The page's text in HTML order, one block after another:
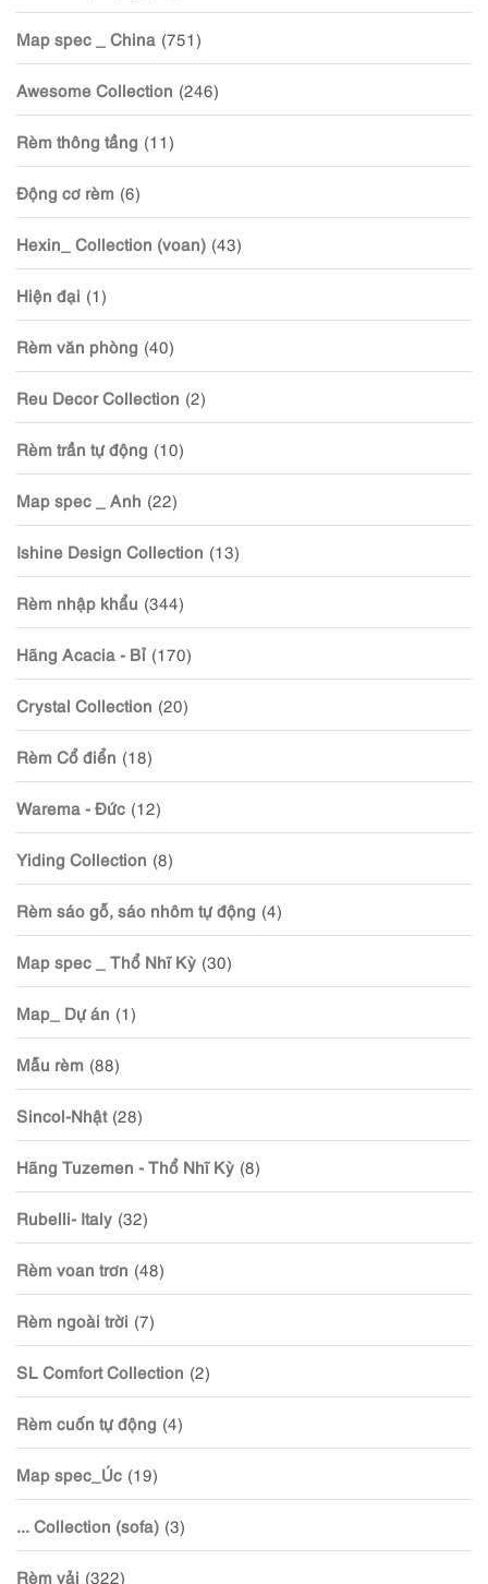
Map spec _ China (751)
Awesome Collection (246)
Rèm thông tầng (11)
Động cơ rèm (6)
Hexin_ Collection (voan) (43)
Hiện đại (1)
Rèm văn phòng (40)
Reu Decor Collection (2)
Rèm trần tự động (10)
Map spec _ Anh (22)
Ishine Design Collection (13)
Rèm nhập khẩu (344)
Hãng Acacia - Bỉ (170)
Crystal Collection (20)
Rèm Cổ điển (18)
Warema - Đức (12)
Yiding Collection (8)
Rèm sáo gỗ, sáo nhôm tự động (4)
Map spec _ Thổ Nhĩ Kỳ (30)
Map_ Dự án (1)
Mẫu rèm (88)
Sincol-Nhật (28)
Hãng Tuzemen - Thổ Nhĩ Kỳ (8)
Rubelli- Italy (32)
Rèm voan trơn (48)
Rèm ngoài trời (7)
SL Comfort Collection (2)
Rèm cuốn tự động (4)
Map spec_Úc (19)
... Collection (sofa) (3)
Rèm vải (322)